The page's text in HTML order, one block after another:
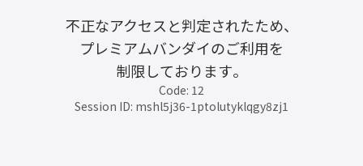
不正なアクセスと判定されたため、
プレミアムバンダイのご利用を
制限しております。
Code: 12
Session ID: mshl5j36-1ptolutyklqgy8zj1